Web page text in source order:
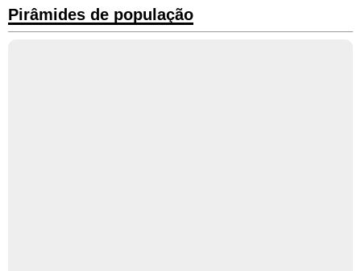
Pirâmides de população